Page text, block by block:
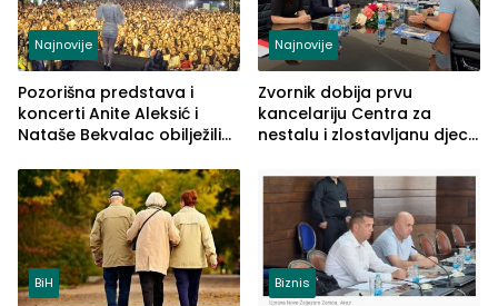
Najnovije
Pozorišna predstava i
koncerti Anite Aleksić i
Nataše Bekvalac obilježili
ljeta (FOTO)
Najnovije
Zvornik dobija prvu
kancelariju Centra za
nestalu i zlostavljanu djecu
BiH Biznis